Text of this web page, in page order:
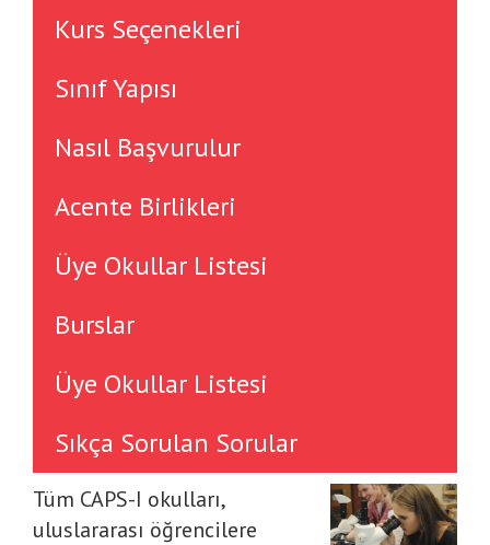
Kurs Seçenekleri
Sınıf Yapısı
Nasıl Başvurulur
Acente Birlikleri
Üye Okullar Listesi
Burslar
Üye Okullar Listesi
Sıkça Sorulan Sorular
Tüm CAPS-I okulları,
uluslararası öğrencilere